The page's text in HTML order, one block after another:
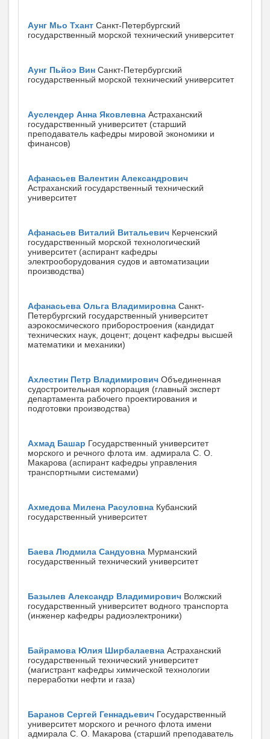
Аунг Мьо Тхант Санкт-Петербургский
государственный морской технический университет
Аунг Пьйоэ Вин Санкт-Петербургский
государственный морской технический университет
Ауслендер Анна Яковлевна Астраханский
государственный университет (старший
преподаватель кафедры мировой экономики и
финансов)
Афанасьев Валентин Александрович
Астраханский государственный технический
университет
Афанасьев Виталий Витальевич Керченский
государственный морской технологический
университет (аспирант кафедры
электрооборудования судов и автоматизации
производства)
Афанасьева Ольга Владимировна Санкт-
Петербургский государственный университет
аэрокосмического приборостроения (кандидат
технических наук, доцент; доцент кафедры высшей
математики и механики)
Ахлестин Петр Владимирович Объединенная
судостроительная корпорация (главный эксперт
департамента рабочего проектирования и
подготовки производства)
Ахмад Башар Государственный университет
морского и речного флота им. адмирала С. О.
Макарова (аспирант кафедры управления
транспортными системами)
Ахмедова Милена Расуловна Кубанский
государственный университет
Баева Людмила Сандуовна Мурманский
государственный технический университет
Базылев Александр Владимирович Волжский
государственный университет водного транспорта
(инженер кафедры радиоэлектроники)
Байрамова Юлия Ширбалаевна Астраханский
государственный технический университет
(магистрант кафедры химической технологии
переработки нефти и газа)
Баранов Сергей Геннадьевич Государственный
университет морского и речного флота имени
адмирала С. О. Макарова (старший преподаватель